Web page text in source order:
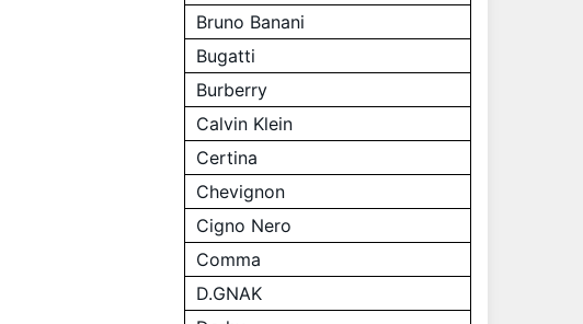
Bruno Banani
Bugatti
Burberry
Calvin Klein
Certina
Chevignon
Cigno Nero
Comma
D.GNAK